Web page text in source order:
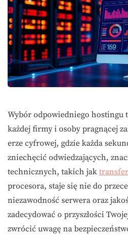
Wybór odpowiedniego hostingu
każdej firmy i osoby pragnącej
erze cyfrowej, gdzie każda
zniechęcić odwiedzających,
technicznych, takich jak
procesora, staje się nie do
niezawodność serwera oraz
zadecydować o przyszłości
zwrócić uwagę na